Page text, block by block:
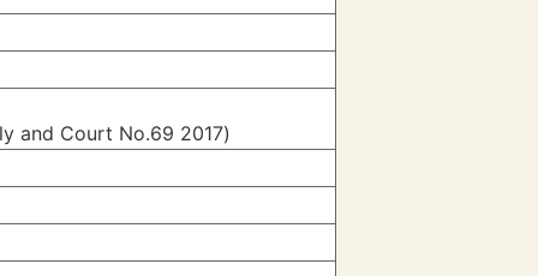
and Court No.69 2017)